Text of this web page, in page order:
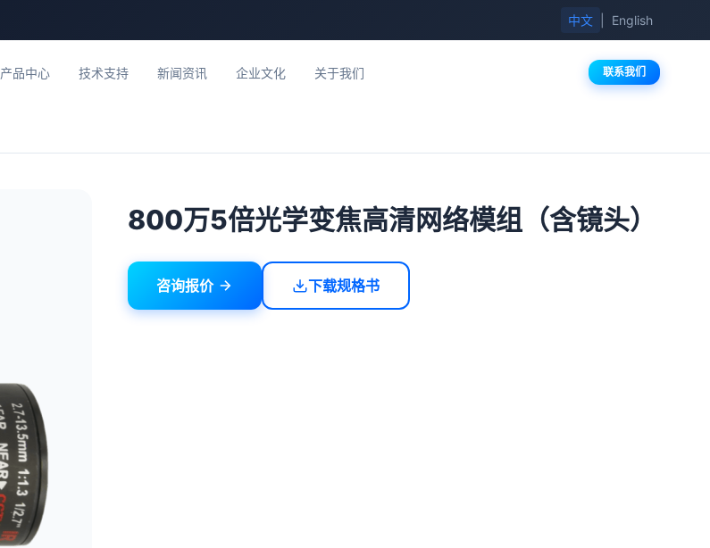
中文 English
产品中心 技术支持 新闻资讯 企业文化 关于我们 联系我们
800万5倍光学变焦高清网络模组（含镜头）
咨询报价 下载规格书